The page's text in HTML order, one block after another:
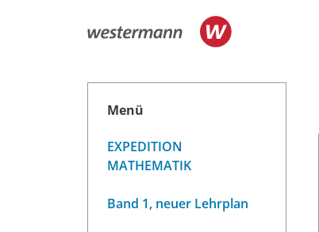
Menü
EXPEDITION
MATHEMATIK
Band 1, neuer Lehrplan